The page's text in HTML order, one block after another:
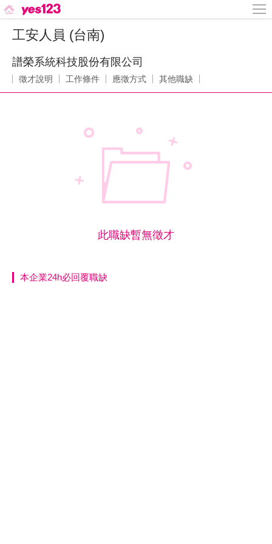
工安人員 (台南)
譜榮系統科技股份有限公司
徵才說明 工作條件 應徵方式 其他職缺
此職缺暫無徵才
本企業24h必回覆職缺